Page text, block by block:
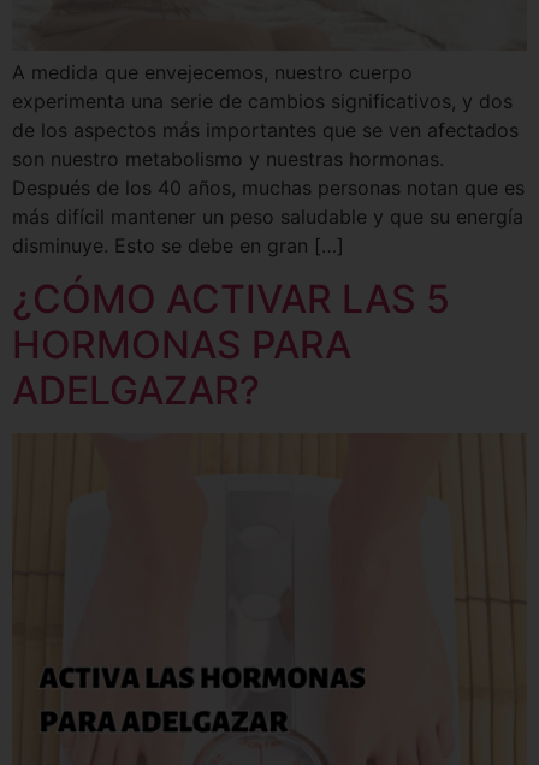
A medida que envejecemos, nuestro cuerpo
experimenta una serie de cambios significativos, y dos
de los aspectos más importantes que se ven afectados
son nuestro metabolismo y nuestras hormonas.
Después de los 40 años, muchas personas notan que es
más difícil mantener un peso saludable y que su energía
disminuye. Esto se debe en gran […]
¿CÓMO ACTIVAR LAS 5
HORMONAS PARA
ADELGAZAR?